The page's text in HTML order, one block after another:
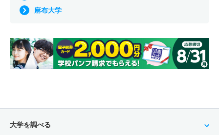
麻布大学
大学を調べる